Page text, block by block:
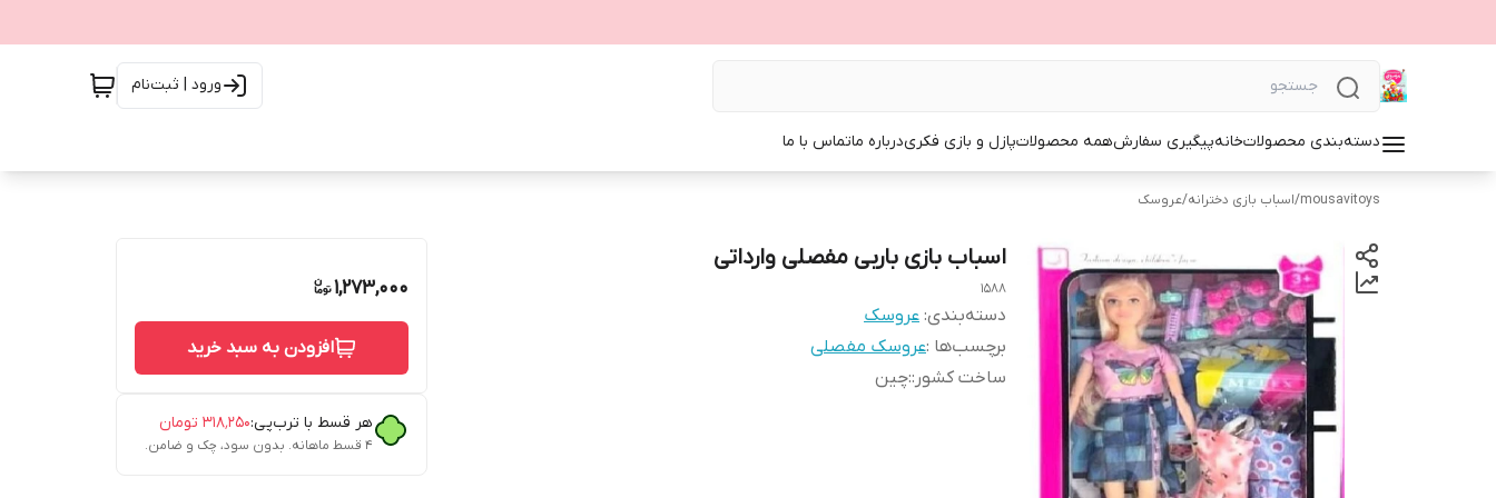
ورود | ثبت‌نام
دسته‌بندی محصولاتخانهپیگیری سفارشهمه محصولاتپازل و بازی فکریدرباره ماتماس با ما
mousavitoys
/اسباب بازی دخترانه/عروسک
اسباب بازی باربی مفصلی وارداتی
1588
دسته‌بندی: عروسک
برچسب‌ها :عروسک مفصلی
ساخت کشور::چین
1,273,000
افزودن به سبد خرید
هر قسط با ترب‌پی:۳۱۸٬۲۵۰ تومان
۴ قسط ماهانه. بدون سود، چک و ضامن.